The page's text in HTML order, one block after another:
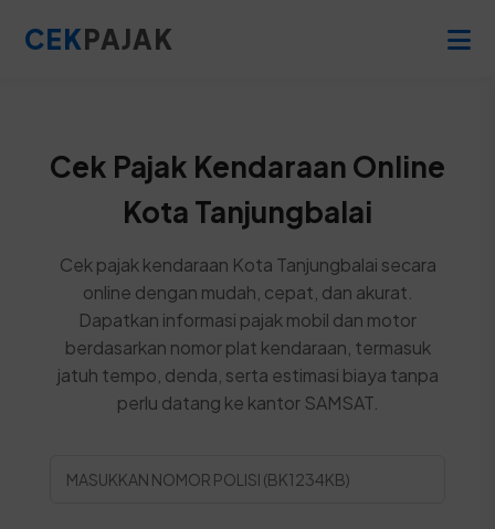
CEKPAJAK
Cek Pajak Kendaraan Online
Kota Tanjungbalai
Cek pajak kendaraan Kota Tanjungbalai secara
online dengan mudah, cepat, dan akurat.
Dapatkan informasi pajak mobil dan motor
berdasarkan nomor plat kendaraan, termasuk
jatuh tempo, denda, serta estimasi biaya tanpa
perlu datang ke kantor SAMSAT.